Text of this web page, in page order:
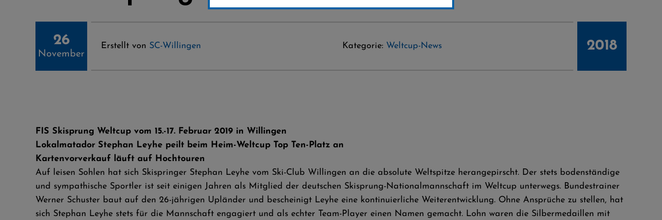
26
November
Erstellt von SC-Willingen Kategorie: Weltcup-News 2018
FIS Skisprung Weltcup vom 15.-17. Februar 2019 in Willingen
Lokalmatador Stephan Leyhe peilt beim Heim-Weltcup Top Ten-Platz an
Kartenvorverkauf läuft auf Hochtouren
Auf leisen Sohlen hat sich Skispringer Stephan Leyhe vom Ski-Club Willingen an die absolute Weltspitze herangepirscht. Der stets bodenständige
und sympathische Sportler ist seit einigen Jahren als Mitglied der deutschen Skisprung-Nationalmannschaft im Weltcup unterwegs. Bundestrainer
Werner Schuster baut auf den 26-jährigen Upländer und bescheinigt Leyhe eine kontinuierliche Weiterentwicklung. Ohne Ansprüche zu stellen, hat
sich Stephan Leyhe stets für die Mannschaft engagiert und als echter Team-Player einen Namen gemacht. Lohn waren die Silbermedaillen mit